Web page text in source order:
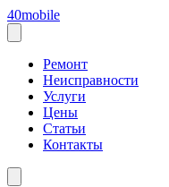
Перейти
к
содержанию
40mobile
Открыть
Ремонт
Неисправности
Услуги
Цены
Статьи
Контакты